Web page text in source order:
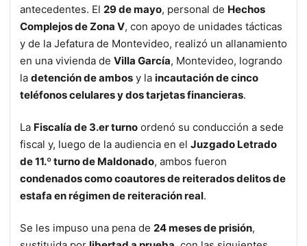
antecedentes. El 29 de mayo, personal de Hechos
Complejos de Zona V, con apoyo de unidades tácticas
y de la Jefatura de Montevideo, realizó un allanamiento
en una vivienda de Villa García, Montevideo, logrando
la detención de ambos y la incautación de cinco
teléfonos celulares y dos tarjetas financieras.
La Fiscalía de 3.er turno ordenó su conducción a sede
fiscal y, luego de la audiencia en el Juzgado Letrado
de 11.º turno de Maldonado, ambos fueron
condenados como coautores de reiterados delitos de
estafa en régimen de reiteración real.
Se les impuso una pena de 24 meses de prisión,